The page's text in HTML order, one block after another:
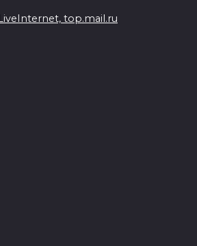
top.mail.ru